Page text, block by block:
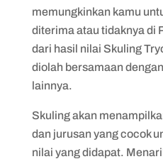
memungkinkan kamu
diterima atau tidaknya di
dari hasil nilai Skuling
diolah bersamaan
lainnya.
Skuling akan
dan jurusan yang cocok
nilai yang didapat.